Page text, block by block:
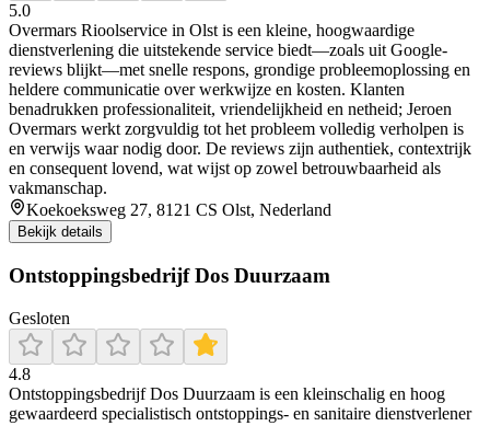
5.0
Overmars Rioolservice in Olst is een kleine, hoogwaardige
dienstverlening die uitstekende service biedt—zoals uit Google-
reviews blijkt—met snelle respons, grondige probleemoplossing en
heldere communicatie over werkwijze en kosten. Klanten
benadrukken professionaliteit, vriendelijkheid en netheid; Jeroen
Overmars werkt zorgvuldig tot het probleem volledig verholpen is
en verwijs waar nodig door. De reviews zijn authentiek, contextrijk
en consequent lovend, wat wijst op zowel betrouwbaarheid als
vakmanschap.
Koekoeksweg 27, 8121 CS Olst, Nederland
Bekijk details
Ontstoppingsbedrijf Dos Duurzaam
Gesloten
4.8
Ontstoppingsbedrijf Dos Duurzaam is een kleinschalig en hoog
gewaardeerd specialistisch ontstoppings- en sanitaire dienstverlener